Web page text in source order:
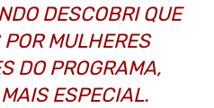
DESCOBRI QUE
MULHERES
DO PROGRAMA,
ESPECIAL.